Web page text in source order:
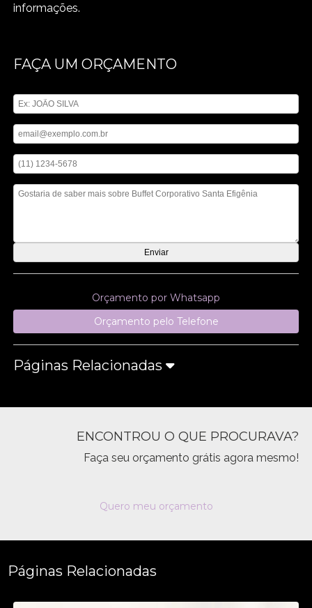
informações.
FAÇA UM ORÇAMENTO
Orçamento por Whatsapp
Orçamento pelo Telefone
Páginas Relacionadas
ENCONTROU O QUE PROCURAVA?
Faça seu orçamento grátis agora mesmo!
Quero meu orçamento
Páginas Relacionadas